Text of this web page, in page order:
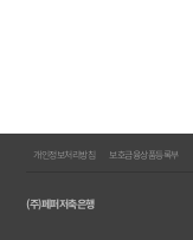
개인정보처리방침 보호금융상품등록부
(주)페퍼저축은행